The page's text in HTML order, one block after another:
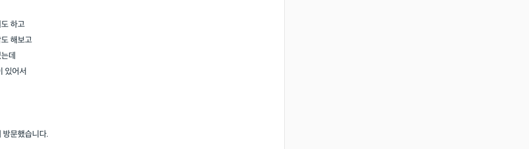
하고
해보고
데
있어서
방문했습니다.